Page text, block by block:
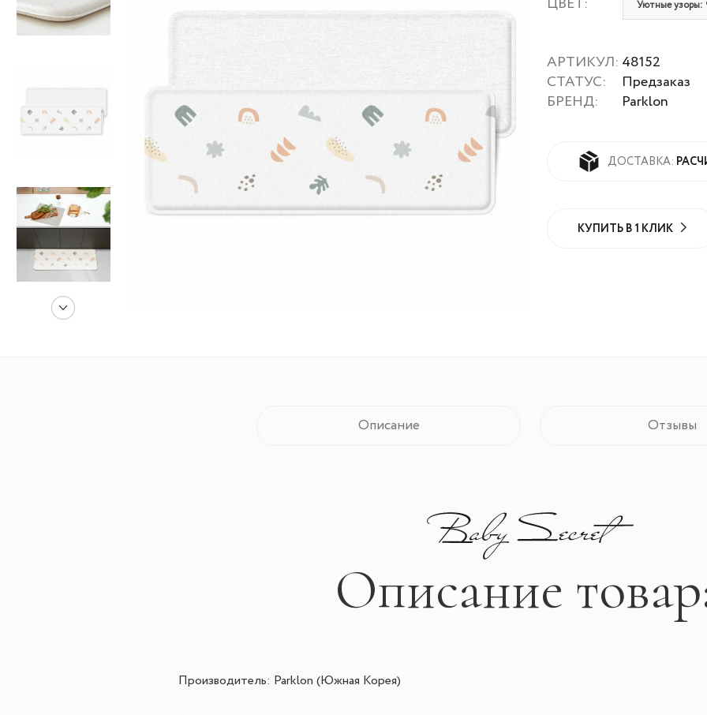
ЦВЕТ: Уютные узоры:
АРТИКУЛ:
СТАТУС:
БРЕНД:
48152
Предзаказ
Parklon
ДОСТАВКА:
КУПИТЬ В 1 КЛИК
Описание Отзывы
Описание
Производитель: Parklon (Южная Корея)